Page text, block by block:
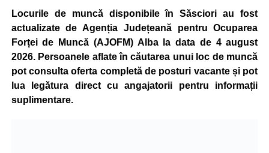
energie electrică din România. O parte din necesarul
energetic este acoperită prin producția proprie de energie,
realizată cu ajutorul panourilor fotovoltaice și al unităților
de cogenerare.
Reprezentanții companiei afirmă că vor continua
colaborarea cu autoritățile și operatorii din domeniul
energetic pentru a contribui la depășirea perioadei dificile
Locurile de muncă disponibile în Săsciori au fost
actualizate de Agenția Județeană pentru Ocuparea
Forței de Muncă (AJOFM) Alba la data de 4 august
2026. Persoanele aflate în căutarea unui loc de muncă
pot consulta oferta completă de posturi vacante și pot
lua legătura direct cu angajatorii pentru informații
suplimentare.